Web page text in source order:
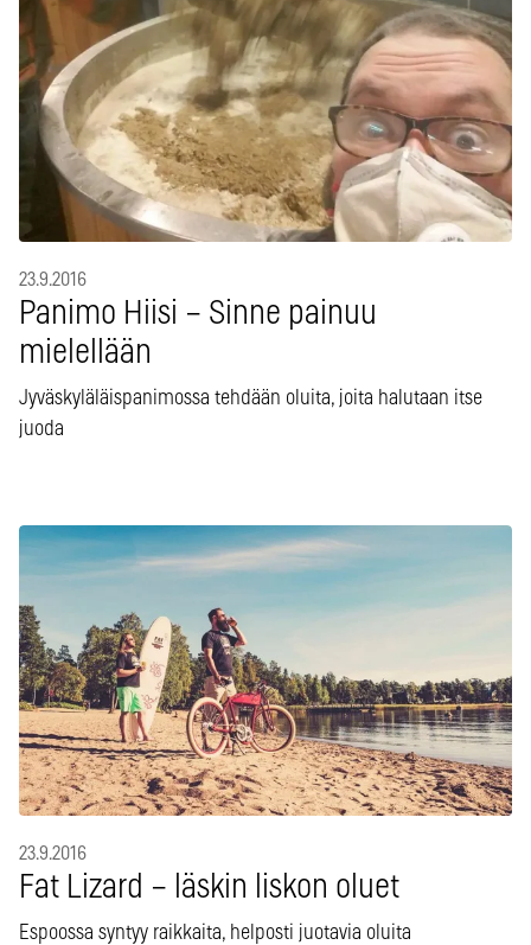
23.9.2016
Panimo Hiisi – Sinne painuu
mielellään
Jyväskyläläispanimossa tehdään oluita, joita halutaan itse
juoda
23.9.2016
Fat Lizard – läskin liskon oluet
Espoossa syntyy raikkaita, helposti juotavia oluita